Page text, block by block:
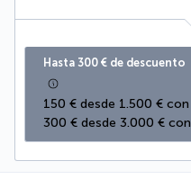
Hasta 300 € de descuento
150 € desde 1.500 € con
300 € desde 3.000 € con